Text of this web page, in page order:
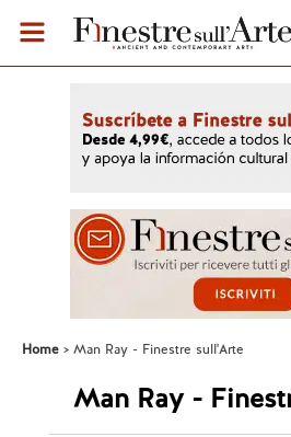
Home Man Ray - Finestre sull'Arte
Man Ray -